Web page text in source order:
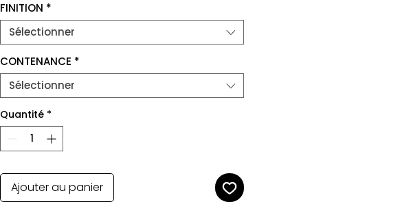
FINITION *
Sélectionner
CONTENANCE *
Sélectionner
Quantité *
Ajouter au panier